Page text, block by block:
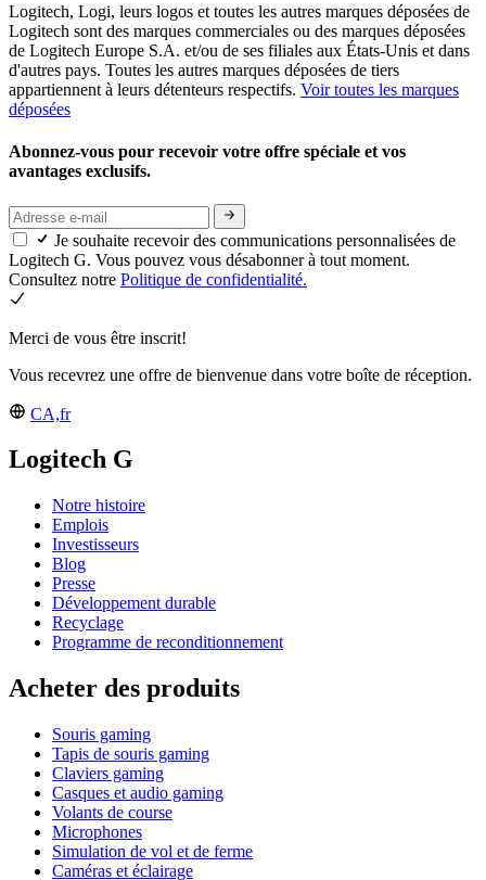
Logitech, Logi, leurs logos et toutes les autres marques déposées de
Logitech sont des marques commerciales ou des marques déposées
de Logitech Europe S.A. et/ou de ses filiales aux États-Unis et dans
d'autres pays. Toutes les autres marques déposées de tiers
appartiennent à leurs détenteurs respectifs. Voir toutes les marques
déposées
Abonnez-vous pour recevoir votre offre spéciale et vos
avantages exclusifs.
Je souhaite recevoir des communications personnalisées de
Logitech G. Vous pouvez vous désabonner à tout moment.
Consultez notre Politique de confidentialité.
Merci de vous être inscrit!
Vous recevrez une offre de bienvenue dans votre boîte de réception.
CA,fr
Logitech G
Notre histoire
Emplois
Investisseurs
Blog
Presse
Développement durable
Recyclage
Programme de reconditionnement
Acheter des produits
Souris gaming
Tapis de souris gaming
Claviers gaming
Casques et audio gaming
Volants de course
Microphones
Simulation de vol et de ferme
Caméras et éclairage